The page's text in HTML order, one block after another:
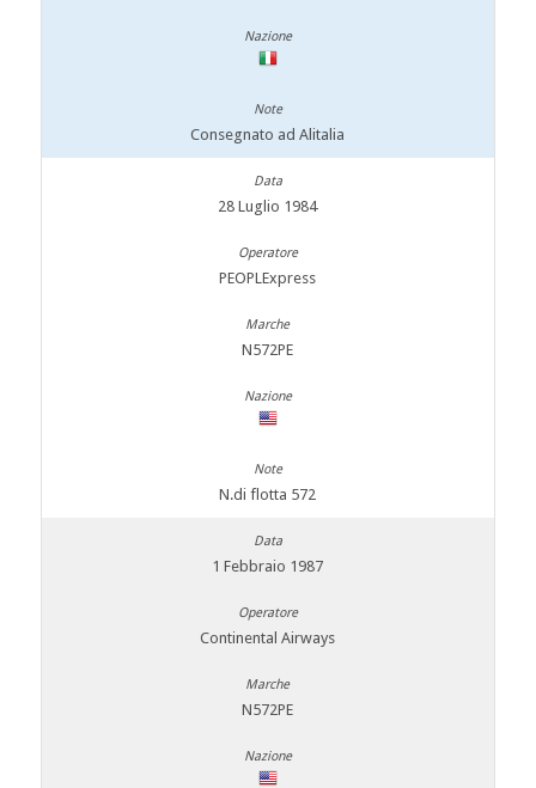
Consegnato ad Alitalia
28 Luglio 1984
PEOPLExpress
N572PE
N.di flotta 572
1 Febbraio 1987
Continental Airways
N572PE